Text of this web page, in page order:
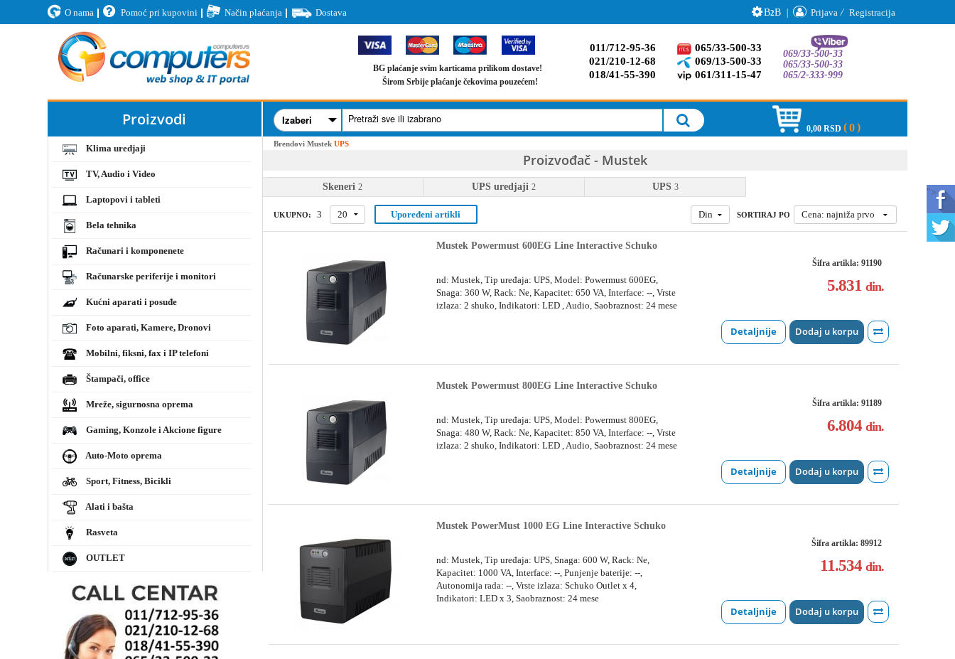
">
O nama Pomoć pri kupovini Način plaćanja Dostava B2B | Prijava / Registracija
BG plaćanje svim karticama prilikom dostave!
Širom Srbije plaćanje čekovima pouzećem!
011/712-95-36
021/210-12-68
018/41-55-390
065/33-500-33
069/13-500-33
061/311-15-47
069/33-500-33
065/33-500-33
065/2-333-999
Proizvodi
Klima uredjaji
TV, Audio i Video
Laptopovi i tableti
Bela tehnika
Računari i komponenete
Računarske periferije i monitori
Kućni aparati i posuđe
Foto aparati, Kamere, Dronovi
Mobilni, fiksni, fax i IP telefoni
Štampači, office
Mreže, sigurnosna oprema
Gaming, Konzole i Akcione figure
Auto-Moto oprema
Sport, Fitness, Bicikli
Alati i bašta
Rasveta
OUTLET
0,00 RSD 0
Brendovi MustekUPS
Proizvođač - Mustek
Skeneri 2 UPS uredjaji 2 UPS 3
UKUPNO: 3 20 Upoređeni artikli Din SORTIRAJ PO Cena: najniža prvo
Mustek Powermust 600EG Line Interactive Schuko
Šifra artikla: 91190
nd: Mustek, Tip uređaja: UPS, Model: Powermust 600EG,
Snaga: 360 W, Rack: Ne, Kapacitet: 650 VA, Interface: --, Vrste
izlaza: 2 shuko, Indikatori: LED , Audio, Saobraznost: 24 mese
5.831din.
Detaljnije Dodaj u korpu
Mustek Powermust 800EG Line Interactive Schuko
Šifra artikla: 91189
nd: Mustek, Tip uređaja: UPS, Model: Powermust 800EG,
Snaga: 480 W, Rack: Ne, Kapacitet: 850 VA, Interface: --, Vrste
izlaza: 2 shuko, Indikatori: LED , Audio, Saobraznost: 24 mese
6.804din.
Detaljnije Dodaj u korpu
Mustek PowerMust 1000 EG Line Interactive Schuko
Šifra artikla: 89912
nd: Mustek, Tip uređaja: UPS, Snaga: 600 W, Rack: Ne,
Kapacitet: 1000 VA, Interface: --, Punjenje baterije: --,
Autonomija rada: --, Vrste izlaza: Schuko Outlet x 4,
Indikatori: LED x 3, Saobraznost: 24 mese
11.534din.
Detaljnije Dodaj u korpu